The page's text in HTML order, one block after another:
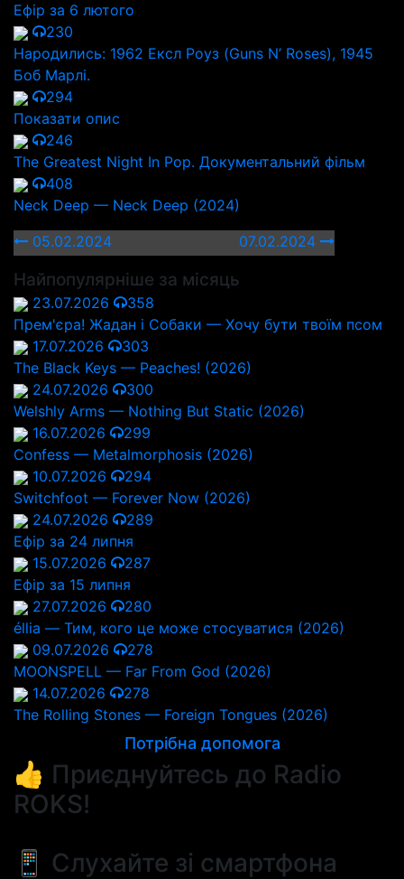
Ефір за 6 лютого
230
Народились: 1962 Ексл Роуз (Guns N’ Roses), 1945
Боб Марлі.
294
Показати опис
246
The Greatest Night In Pop. Документальний фільм
408
Neck Deep — Neck Deep (2024)
05.02.2024
07.02.2024
Найпопулярніше за місяць
23.07.2026
358
Прем'єра! Жадан і Собаки — Хочу бути твоїм псом
17.07.2026
303
The Black Keys — Peaches! (2026)
24.07.2026
300
Welshly Arms — Nothing But Static (2026)
16.07.2026
299
Confess — Metalmorphosis (2026)
10.07.2026
294
Switchfoot — Forever Now (2026)
24.07.2026
289
Ефір за 24 липня
15.07.2026
287
Ефір за 15 липня
27.07.2026
280
éllia — Тим, кого це може стосуватися (2026)
09.07.2026
278
MOONSPELL — Far From God (2026)
14.07.2026
278
The Rolling Stones — Foreign Tongues (2026)
Потрібна допомога
👍 Приєднуйтесь до Radio
ROKS!
📱 Слухайте зі смартфона